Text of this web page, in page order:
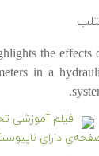
the effects
in a
فیلم آموزشی
دارای